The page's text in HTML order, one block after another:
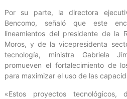
Por su parte, la directora
Bencomo, señaló que este
lineamientos del presidente de la
Moros, y de la vicepresidenta
tecnología, ministra Gabriela
promueven el fortalecimiento de
para maximizar el uso de las
«Estos proyectos tecnológicos,